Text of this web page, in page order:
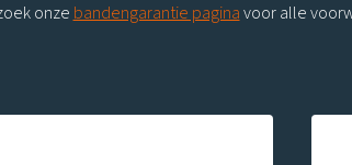
onze bandengarantie paginavoor alle